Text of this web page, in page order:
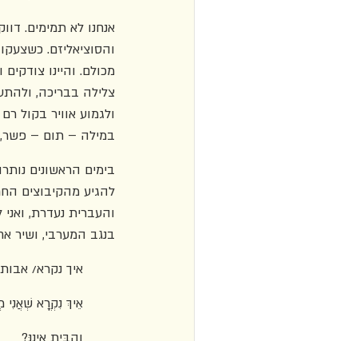
אנחנו לא תמימים.
והסוציאליזם.
מכולם. והיינו
צלילה בבריכה,
ולגמוע אוויר בקול
במילה – תום – פשר,
בימים הראשונים
להגיע מהקיבוצים
והעברית נעדרת,
בנגב המערבי, ושיר
איך נקרא/ אבות
אֵיךְ נִקְרֳא